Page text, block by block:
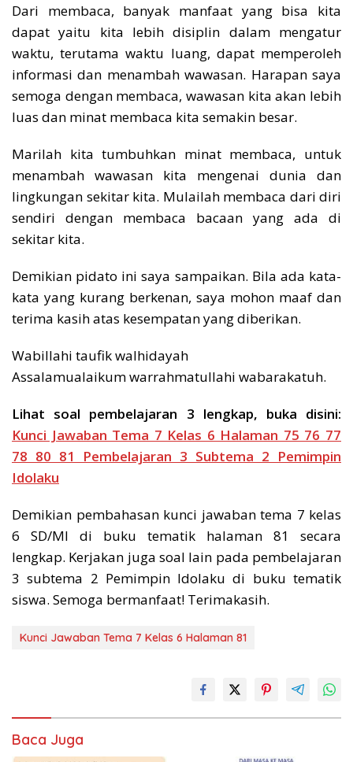
Dari membaca, banyak manfaat yang bisa kita
dapat yaitu kita lebih disiplin dalam mengatur
waktu, terutama waktu luang, dapat memperoleh
informasi dan menambah wawasan. Harapan saya
semoga dengan membaca, wawasan kita akan lebih
luas dan minat membaca kita semakin besar.
Marilah kita tumbuhkan minat membaca, untuk
menambah wawasan kita mengenai dunia dan
lingkungan sekitar kita. Mulailah membaca dari diri
sendiri dengan membaca bacaan yang ada di
sekitar kita.
Demikian pidato ini saya sampaikan. Bila ada kata-
kata yang kurang berkenan, saya mohon maaf dan
terima kasih atas kesempatan yang diberikan.
Wabillahi taufik walhidayah
Assalamualaikum warrahmatullahi wabarakatuh.
Lihat soal pembelajaran 3 lengkap, buka disini:
Kunci Jawaban Tema 7 Kelas 6 Halaman 75 76 77
78 80 81 Pembelajaran 3 Subtema 2 Pemimpin
Idolaku
Demikian pembahasan kunci jawaban tema 7 kelas
6 SD/MI di buku tematik halaman 81 secara
lengkap. Kerjakan juga soal lain pada pembelajaran
3 subtema 2 Pemimpin Idolaku di buku tematik
siswa. Semoga bermanfaat! Terimakasih.
Kunci Jawaban Tema 7 Kelas 6 Halaman 81
Baca Juga